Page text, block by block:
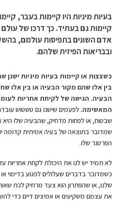
בעיות מיניות היו קיימות בעבר,
קיימות גם בעתיד. כך דרכו של
אדם השונים בתפיסות עולמם,
ובבריאות הפיזית שלהם.
כשצצות או קיימות בעיות מיניות ישנן
בין אלו שהם מקור הבעיה או בין אלו
הבעיה. הגישה של לקיחת אחריות
המאשימה. לפעמים שישנו גם טשטוש
שבטוח, או לפחות מדחיק, שהבעיה שלו היא
שמדובר בתוצאה של בעיה אמיתית קדומה
הפרטנר שלו.
לא תמיד יש לנו את היכולת לקחת אחריות
כשמדובר בדברים שעלולים לפגוע בדימוי
שלנו, או שהפתרון הוא צעד מרחיק לכת
את עצמם משקיעים או אמיצים דיים כדי